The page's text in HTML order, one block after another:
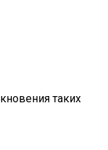
таких